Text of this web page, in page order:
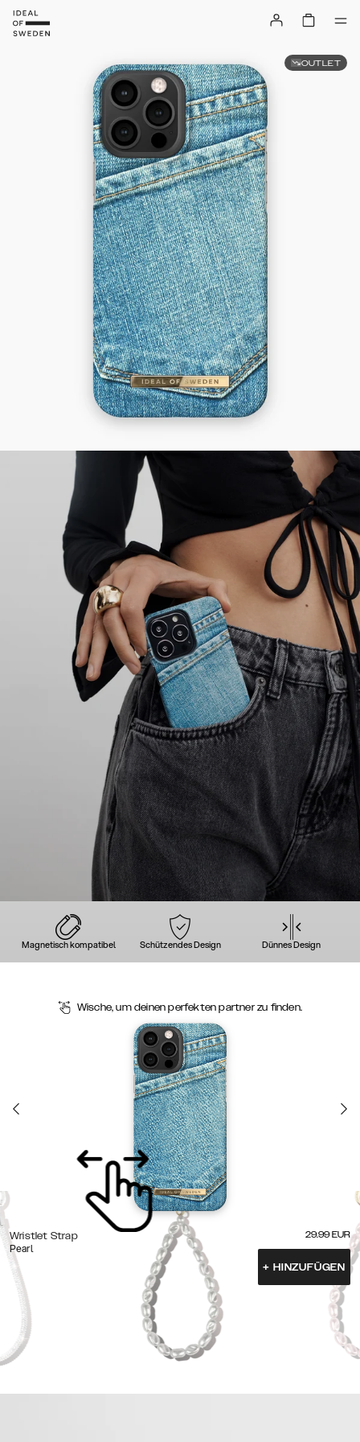
Magnetisch kompatibel Schützendes Design Dünnes Design
Wische, um deinen perfekten partner zu finden.
Wristlet Strap
Pearl
29.99 EUR
+ HINZUFÜGEN
OUTLET